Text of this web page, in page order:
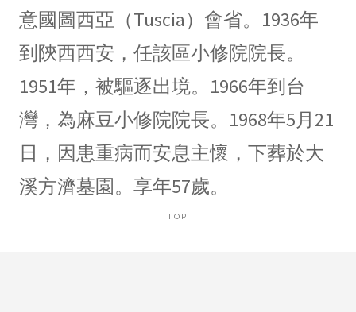
意國圖西亞（Tuscia）會省。1936年
到陝西西安，任該區小修院院長。
1951年，被驅逐出境。1966年到台
灣，為麻豆小修院院長。1968年5月21
日，因患重病而安息主懷，下葬於大
溪方濟墓園。享年57歲。
TOP